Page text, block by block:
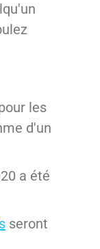
les
d'un
a été
seront